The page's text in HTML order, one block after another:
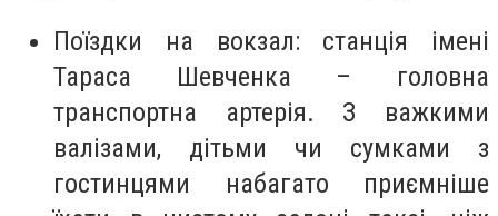
Поїздки на вокзал: станція імені
Тараса Шевченка – головна
транспортна артерія. З важкими
валізами, дітьми чи сумками з
гостинцями набагато приємніше